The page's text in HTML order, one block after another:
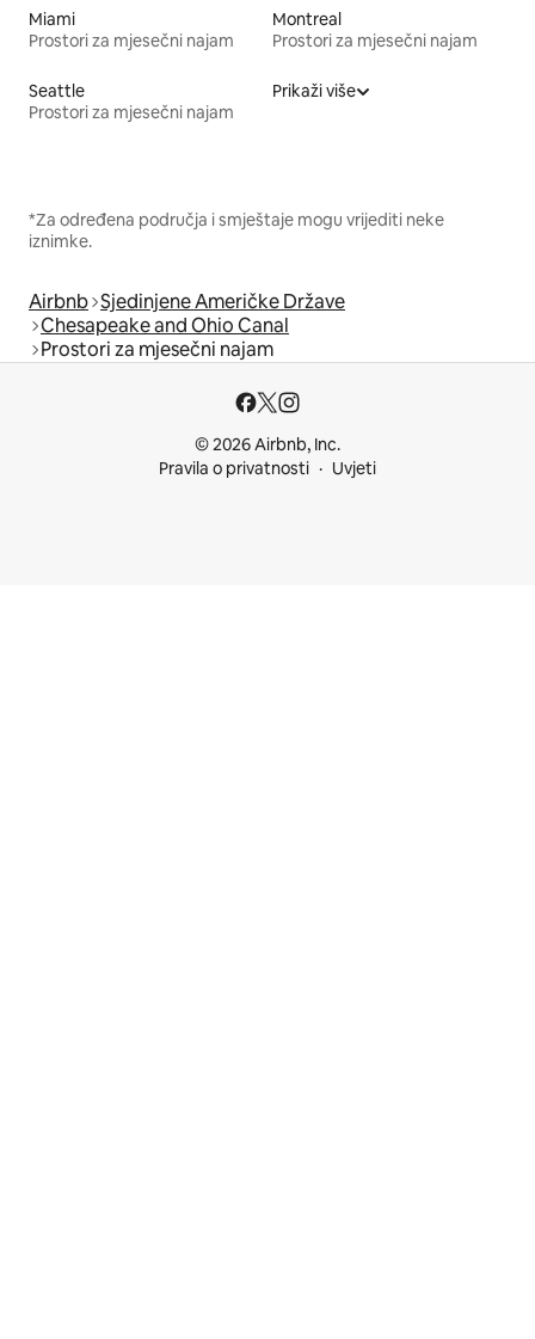
Miami
Prostori za mjesečni najam
Montreal
Prostori za mjesečni najam
Seattle
Prostori za mjesečni najam
Prikaži više
*Za određena područja i smještaje mogu vrijediti neke
iznimke.
Airbnb Sjedinjene Američke Države
Chesapeake and Ohio Canal
Prostori za mjesečni najam
© 2026 Airbnb, Inc.
Pravila o privatnosti
Uvjeti